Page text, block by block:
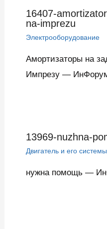
16407-
na-imprezu
Электрооборудование
Амортизаторы на
Импрезу —
13969-nuzhna-
Двигатель и его системы
нужна помощь —